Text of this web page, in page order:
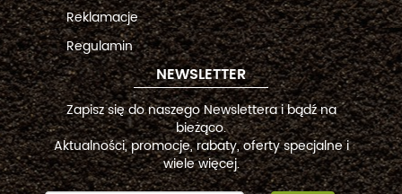
Reklamacje
Regulamin
NEWSLETTER
Zapisz się do naszego Newslettera i bądź na
bieżąco.
Aktualności, promocje, rabaty, oferty specjalne i
wiele więcej.